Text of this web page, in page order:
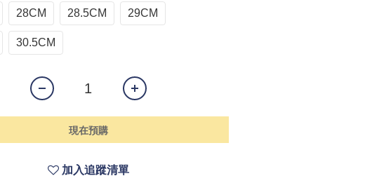
28CM 28.5CM 29CM
30.5CM
現在預購
加入追蹤清單